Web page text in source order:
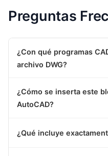
Preguntas
¿Con qué programas
archivo DWG?
¿Cómo se inserta este
AutoCAD?
¿Qué incluye